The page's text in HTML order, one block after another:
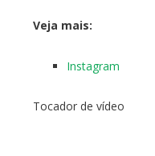
Veja mais:
Instagram
Tocador de vídeo